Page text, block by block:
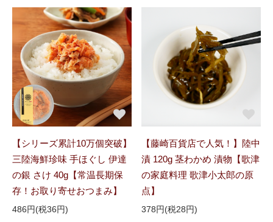
【シリーズ累計10万個突破】
三陸海鮮珍味 手ほぐし 伊達
の銀 さけ 40g【常温長期保
存！お取り寄せおつまみ】
486円(税36円)
【藤崎百貨店で人気！】陸中
漬 120g 茎わかめ 漬物【歌津
の家庭料理 歌津小太郎の原
点】
378円(税28円)